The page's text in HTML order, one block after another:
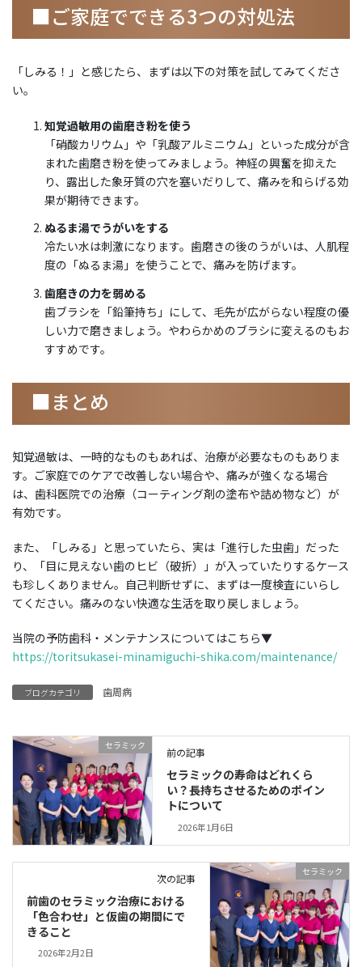
■ご家庭でできる3つの対処法
「しみる！」と感じたら、まずは以下の対策を試してみてくださ
い。
知覚過敏用の歯磨き粉を使う
「硝酸カリウム」や「乳酸アルミニウム」といった成分が含
まれた歯磨き粉を使ってみましょう。神経の興奮を抑えた
り、露出した象牙質の穴を塞いだりして、痛みを和らげる効
果が期待できます。
ぬるま湯でうがいをする
冷たい水は刺激になります。歯磨きの後のうがいは、人肌程
度の「ぬるま湯」を使うことで、痛みを防げます。
歯磨きの力を弱める
歯ブラシを「鉛筆持ち」にして、毛先が広がらない程度の優
しい力で磨きましょう。やわらかめのブラシに変えるのもお
すすめです。
■まとめ
知覚過敏は、一時的なものもあれば、治療が必要なものもありま
す。ご家庭でのケアで改善しない場合や、痛みが強くなる場合
は、歯科医院での治療（コーティング剤の塗布や詰め物など）が
有効です。
また、「しみる」と思っていたら、実は「進行した虫歯」だった
り、「目に見えない歯のヒビ（破折）」が入っていたりするケース
も珍しくありません。自己判断せずに、まずは一度検査にいらし
てください。痛みのない快適な生活を取り戻しましょう。
当院の予防歯科・メンテナンスについてはこちら▼
https://toritsukasei-minamiguchi-shika.com/maintenance/
ブログカテゴリ 歯周病
セラミック
前の記事
セラミックの寿命はどれくら
い？長持ちさせるためのポイン
トについて
2026年1月6日
セラミック
次の記事
前歯のセラミック治療における
「色合わせ」と仮歯の期間にで
きること
2026年2月2日